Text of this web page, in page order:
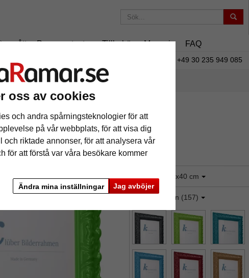
oss av cookies
och andra spårningsteknologier för att
på vår webbplats, för att visa dig
och riktade annonser, för att analysera vår
för att förstå var våra besökare kommer
Jag avböjer
Ändra mina inställningar
mått Passepartouter Tillbehör Magasin FAQ
+49 30 235 949 085
Color
Color
30x40 cm
Green (157)